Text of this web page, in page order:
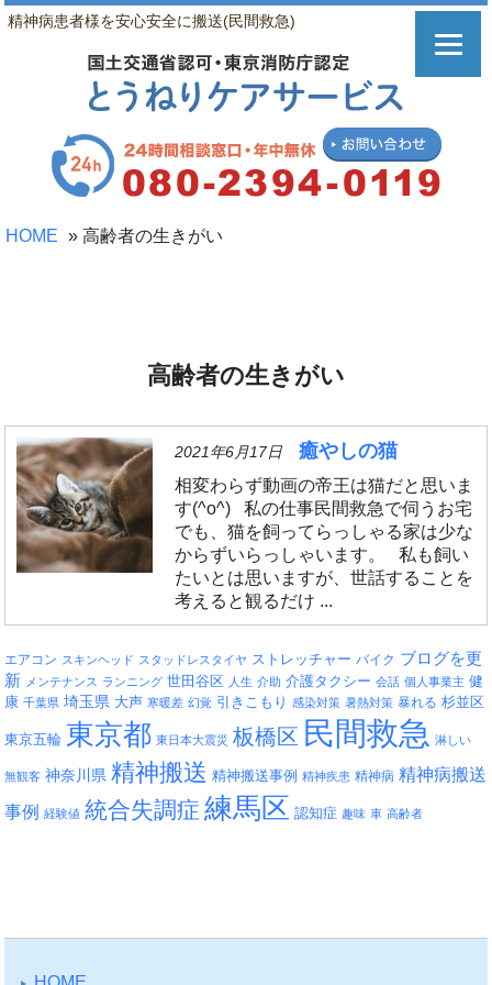
精神病患者様を安心安全に搬送(民間救急)
HOME » 高齢者の生きがい
高齢者の生きがい
2021年6月17日 癒やしの猫
相変わらず動画の帝王は猫だと思いま
す(^o^) 私の仕事民間救急で伺うお宅
でも、猫を飼ってらっしゃる家は少な
からずいらっしゃいます。 私も飼い
たいとは思いますが、世話することを
考えると観るだけ ...
エアコン スキンヘッド スタッドレスタイヤ ストレッチャー バイク ブログを更
新 メンテナンス ランニング 世田谷区 人生 介助 介護タクシー 会話 個人事業主 健
康 千葉県 埼玉県 大声 寒暖差 幻覚 引きこもり 感染対策 暑熱対策 暴れる 杉並区
東京五輪 東京都 東日本大震災 板橋区 民間救急 淋しい
無観客 神奈川県 精神搬送 精神搬送事例 精神疾患 精神病 精神病搬送
事例
経験値 統合失調症 練馬区 認知症 趣味 車 高齢者